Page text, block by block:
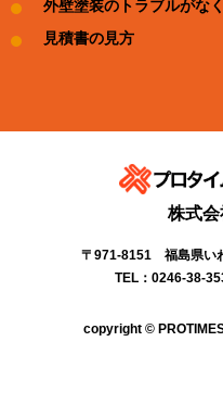
外壁塗装のトラブルがな
見積書の見方
株式
〒971-8151 福島県い
TEL：0246-38-
copyright ©